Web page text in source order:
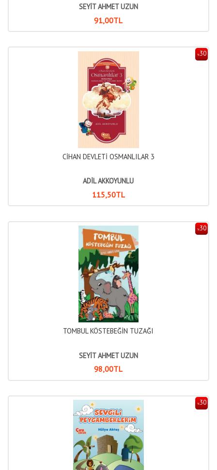
SEYİT AHMET UZUN
91,00TL
%30
CİHAN DEVLETİ OSMANLILAR 3
ADİL AKKOYUNLU
115,50TL
%30
TOMBUL KÖSTEBEĞİN TUZAĞI
SEYİT AHMET UZUN
98,00TL
%30